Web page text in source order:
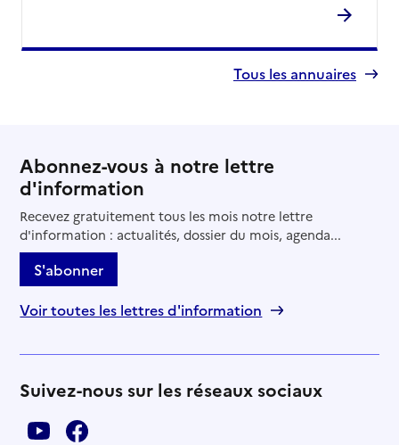
Tous les annuaires
Abonnez-vous à notre lettre
d'information
Recevez gratuitement tous les mois notre lettre
d'information : actualités, dossier du mois, agenda...
S'abonner
Voir toutes les lettres d'information
Suivez-nous sur les réseaux sociaux